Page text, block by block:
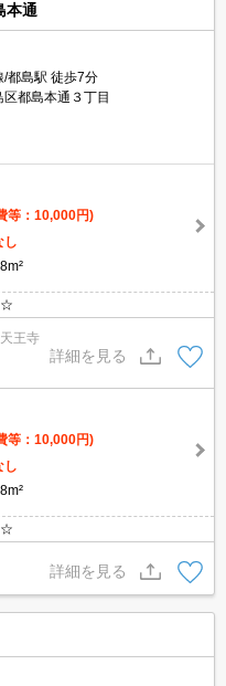
本通
都島駅 徒歩7分
都島本通３丁目
等：10,000円)
し
☆
王寺
詳細を見る
等：10,000円)
し
☆
詳細を見る